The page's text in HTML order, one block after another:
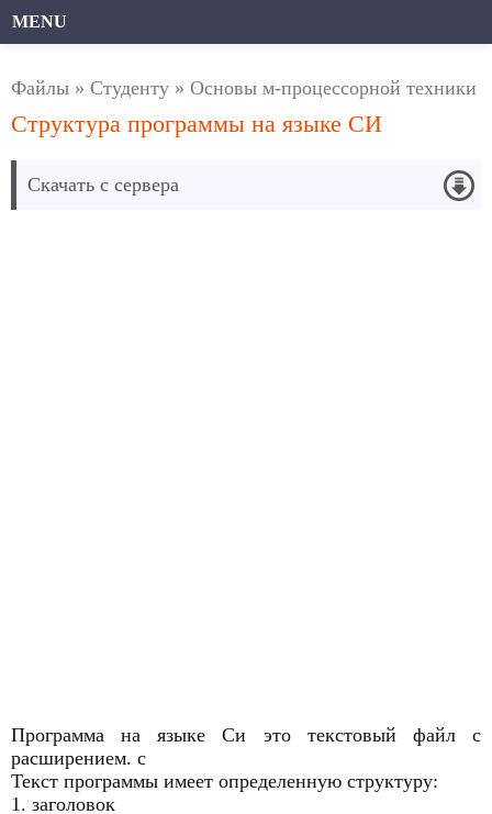
MENU
Файлы » Студенту » Основы м-процессорной техники
Структура программы на языке СИ
Скачать с сервера
Программа на языке Си это текстовый файл с
расширением. c
Текст программы имеет определенную структуру:
1. заголовок